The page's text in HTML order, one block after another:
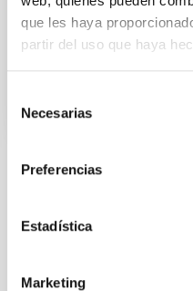
que les haya
partir del uso que haya
Necesarias
Preferencias
Estadística
Marketing
Fecha
18/04/2017
Anteriores
PÁGINA DEL CONGRESO
Instalación